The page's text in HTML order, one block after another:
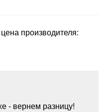
производителя:
- вернем разницу!